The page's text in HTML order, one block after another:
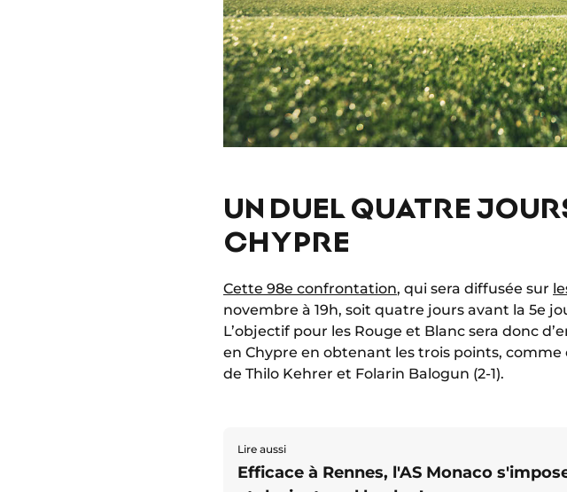
UN DUEL QUATRE
CHYPRE
Cette 98e confrontation, qui sera diffusée sur
novembre à 19h, soit quatre jours avant la 5e
L’objectif pour les Rouge et Blanc sera donc
en Chypre en obtenant les trois points, comme
de Thilo Kehrer et Folarin Balogun (2-1).
Lire aussi
Efficace à Rennes, l'AS Monaco